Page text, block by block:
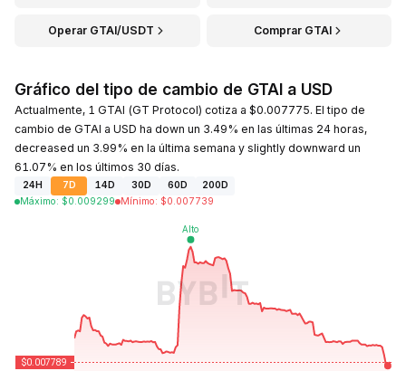
Operar GTAI/USDT Comprar GTAI
Gráfico del tipo de cambio de GTAI a USD
Actualmente, 1 GTAI (GT Protocol) cotiza a $0.007775. El tipo de
cambio de GTAI a USD ha down un 3.49% en las últimas 24 horas,
decreased un 3.99% en la última semana y slightly downward un
61.07% en los últimos 30 días.
24H 7D 14D 30D 60D
200D
Máximo: $0.009299 Mínimo: $0.007739